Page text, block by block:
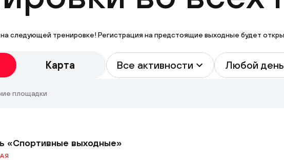
следующей тренировке! Регистрация на предстоящие выходные будет
Карта Все активности Любой день
«Спортивные выходные»